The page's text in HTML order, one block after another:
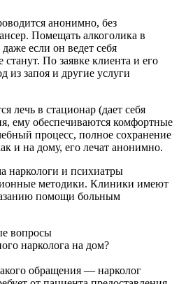
анонимно, без
Помещать алкоголика в
если он ведет себя
станут. По заявке клиента и его
из запоя и другие услуги
лечь в стационар (дает себя
ему обеспечиваются комфортные
процесс, полное сохранение
и на дому, его лечат анонимно.
наркологи и психиатры
методики. Клиники имеют
помощи больным
вопросы
нарколога на дом?
обращения ― нарколог